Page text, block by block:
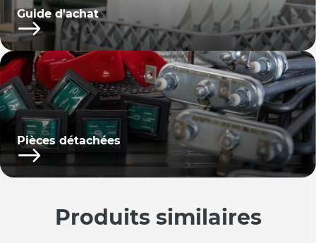
Guide d'achat
Pièces détachées
Produits similaires